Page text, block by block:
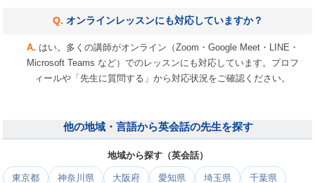
オンラインレッスンにも対応していますか？
はい。多くの講師がオンライン（Zoom・Google Meet・LINE・
Microsoft Teams など）でのレッスンにも対応しています。プロフ
ィールや「先生に質問する」から対応状況をご確認ください。
他の地域・言語から英会話の先生を探す
地域から探す（英会話）
東京都 神奈川県 大阪府 愛知県 埼玉県 千葉県